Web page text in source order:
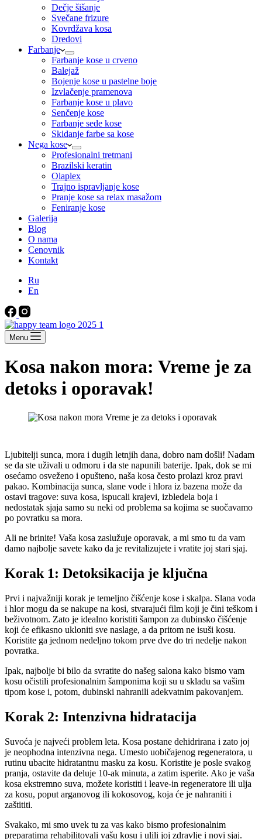
Dečje šišanje
Svečane frizure
Kovrdžava kosa
Dredovi
Farbanje
Farbanje kose u crveno
Balejaž
Bojenje kose u pastelne boje
Izvlačenje pramenova
Farbanje kose u plavo
Senčenje kose
Farbanje sede kose
Skidanje farbe sa kose
Nega kose
Profesionalni tretmani
Brazilski keratin
Olaplex
Trajno ispravljanje kose
Pranje kose sa relax masažom
Feniranje kose
Galerija
Blog
O nama
Cenovnik
Kontakt
Ru
En
Menu
Kosa nakon mora: Vreme je za
detoks i oporavak!
Ljubitelji sunca, mora i dugih letnjih dana, dobro nam došli! Nadam
se da ste uživali u odmoru i da ste napunili baterije. Ipak, dok se mi
osećamo osveženo i opušteno, naša kosa često prolazi kroz pravi
pakao. Kombinacija sunca, slane vode i hlora iz bazena može da
ostavi tragove: suva kosa, ispucali krajevi, izbledela boja i
nedostatak sjaja samo su neki od problema sa kojima se suočavamo
po povratku sa mora.
Ali ne brinite! Vaša kosa zaslužuje oporavak, a mi smo tu da vam
damo najbolje savete kako da je revitalizujete i vratite joj stari sjaj.
Korak 1: Detoksikacija je ključna
Prvi i najvažniji korak je temeljno čišćenje kose i skalpa. Slana voda
i hlor mogu da se nakupe na kosi, stvarajući film koji je čini teškom i
beživotnom. Zato je idealno koristiti šampon za dubinsko čišćenje
koji će efikasno ukloniti sve naslage, a da pritom ne isuši kosu.
Koristite ga jednom nedeljno tokom prve dve do tri nedelje nakon
povratka.
Ipak, najbolje bi bilo da svratite do našeg salona kako bismo vam
kosu očistili profesionalnim šamponima koji su u skladu sa vašim
tipom kose i, potom, dubinski nahranili adekvatnim pakovanjem.
Korak 2: Intenzivna hidratacija
Suvoća je najveći problem leta. Kosa postane dehidrirana i zato joj
je neophodna intenzivna nega. Umesto uobičajenog regeneratora, u
rutinu ubacite hidratantnu masku za kosu. Koristite je posle svakog
pranja, ostavite da deluje 10-ak minuta, a zatim isperite. Ako je vaša
kosa ekstremno suva, možete koristiti i leave-in regeneratore ili ulja
za kosu, poput arganovog ili kokosovog, koja će je nahraniti i
zaštititi.
Svakako, mi smo uvek tu za vas kako bismo profesionalnim
preparatima rehabilitovali vašu kosu i ulili joj zdravlje i novi sjaj.